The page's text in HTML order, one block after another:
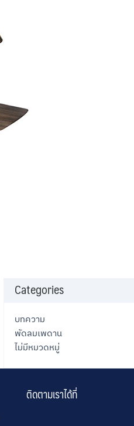
Categories
บทความ
พัดลมเพดาน
ไม่มีหมวดหมู่
ติดตามเราได้ที่